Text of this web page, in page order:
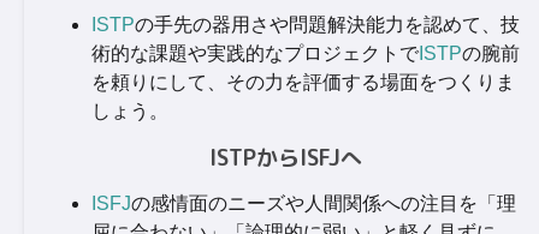
ISTPの手先の器用さや問題解決能力を認めて、技
術的な課題や実践的なプロジェクトで ISTPの腕前
を頼りにして、その力を評価する場面をつくりま
しょう。
ISTPからISFJへ
ISFJの感情面のニーズや人間関係への注目を「理